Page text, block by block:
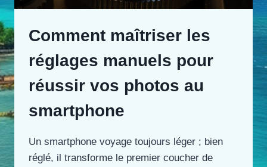
Comment maîtriser les
réglages manuels pour
réussir vos photos au
smartphone
Un smartphone voyage toujours léger ; bien
réglé, il transforme le premier coucher de